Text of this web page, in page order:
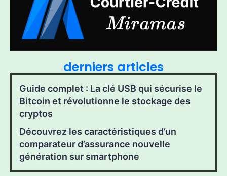
derniers articles
Guide complet : La clé USB qui sécurise le
Bitcoin et révolutionne le stockage des
cryptos
Découvrez les caractéristiques d’un
comparateur d’assurance nouvelle
génération sur smartphone